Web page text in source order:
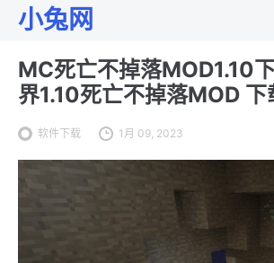
小兔网
MC死亡不掉落MOD1.10
界1.10死亡不掉落MOD 下
软件下载 1月 09, 2023